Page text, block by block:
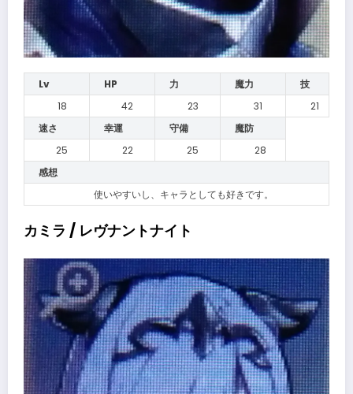
Lv HP 力 魔力
技
18
42 23 31
21
速さ
幸運 守備
魔防
25
22 25
28
感想
使いやすいし、キャラとしても好きです。
カミラ / レヴナントナイト